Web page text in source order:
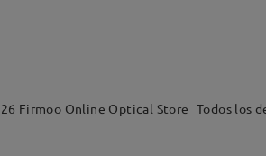
Firmoo Online Optical Store Todos los